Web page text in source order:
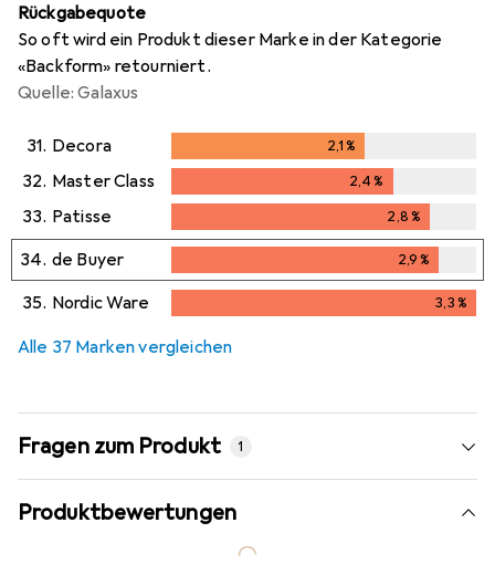
Rückgabequote
So oft wird ein Produkt dieser Marke in der Kategorie
«Backform» retourniert.
Quelle: Galaxus
31. Decora 2,1%
32. Master Class 2,4%
33. Patisse 2,8%
2,8%
34. de Buyer 2,9%
2,9%
35. Nordic Ware 3,3%
Alle 37 Marken vergleichen
Fragen zum Produkt 1
Produktbewertungen